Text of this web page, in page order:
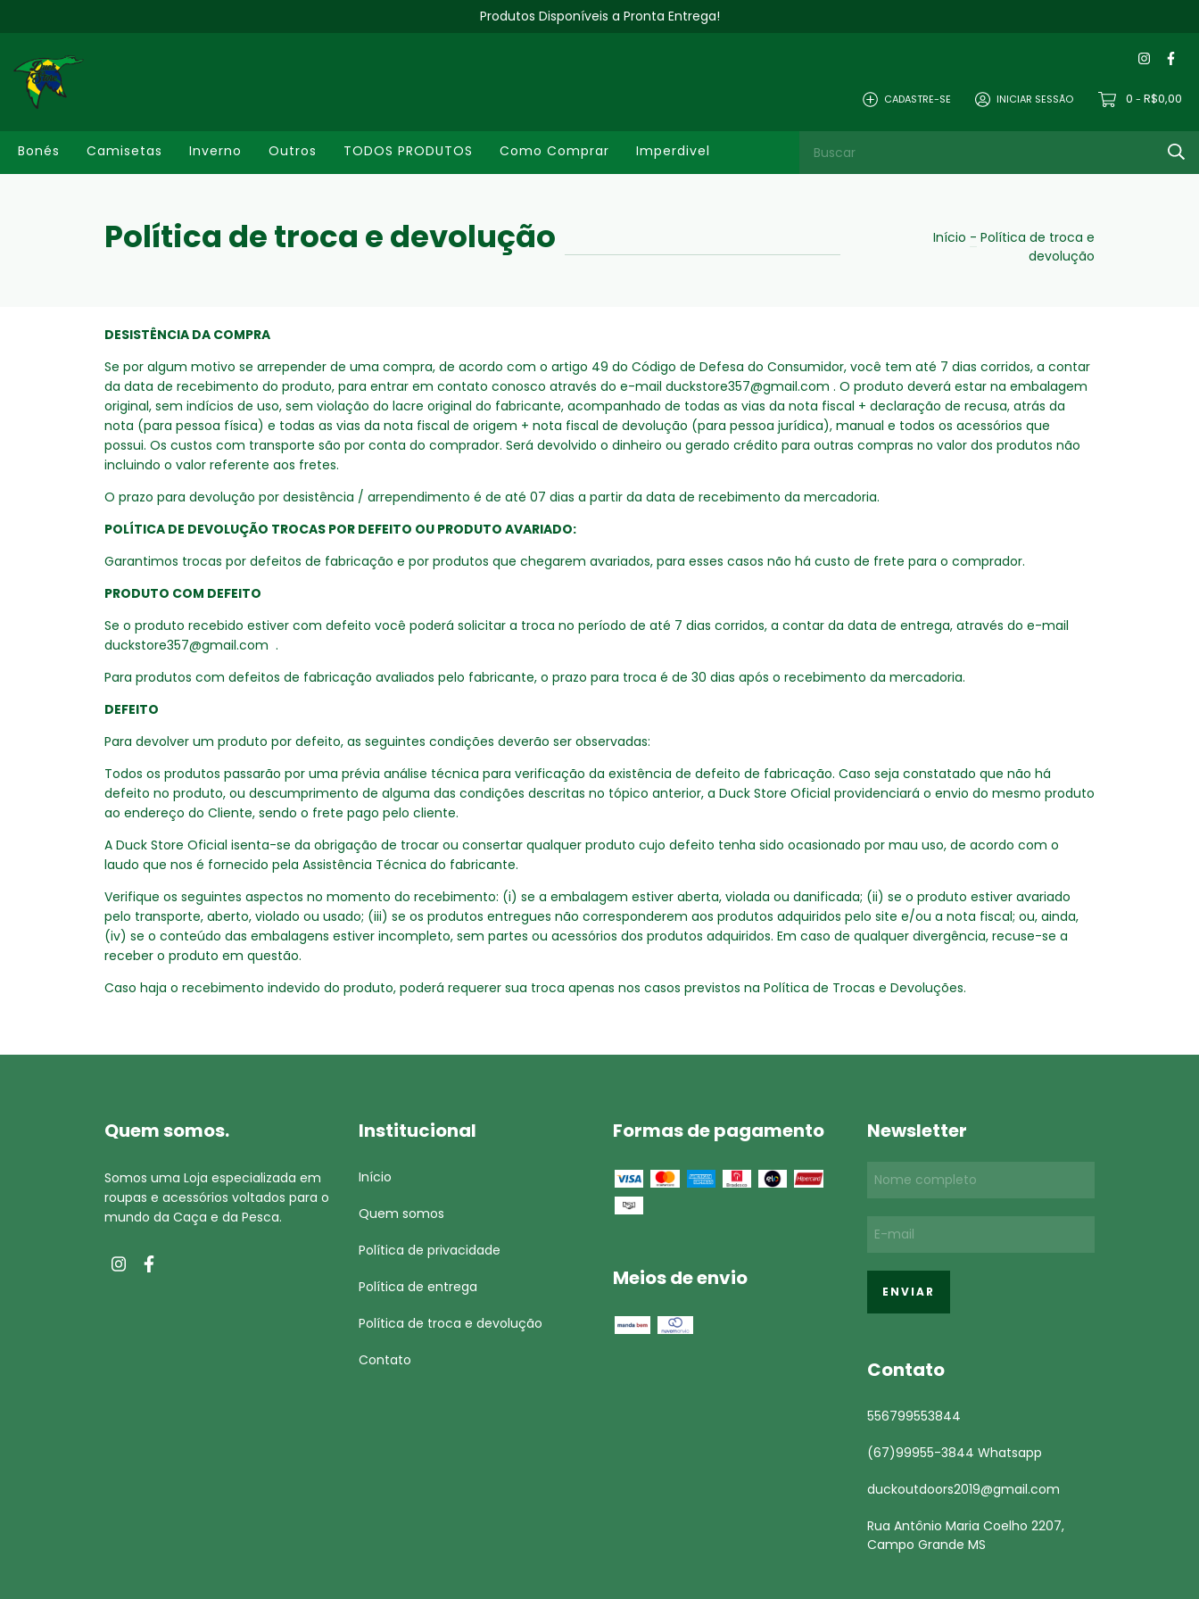
Produtos Disponíveis a Pronta Entrega!
CADASTRE-SE INICIAR SESSÃO 0 - R$0,00
Bonés Camisetas Inverno Outros TODOS PRODUTOS Como Comprar Imperdivel
Política de troca e devolução Início - Política de troca e
devolução
DESISTÊNCIA DA COMPRA
Se por algum motivo se arrepender de uma compra, de acordo com o artigo 49 do Código de Defesa do Consumidor, você tem até 7 dias corridos, a contar
da data de recebimento do produto, para entrar em contato conosco através do e-mail duckstore357@gmail.com . O produto deverá estar na embalagem
original, sem indícios de uso, sem violação do lacre original do fabricante, acompanhado de todas as vias da nota fiscal + declaração de recusa, atrás da
nota (para pessoa física) e todas as vias da nota fiscal de origem + nota fiscal de devolução (para pessoa jurídica), manual e todos os acessórios que
possui. Os custos com transporte são por conta do comprador. Será devolvido o dinheiro ou gerado crédito para outras compras no valor dos produtos não
incluindo o valor referente aos fretes.
O prazo para devolução por desistência / arrependimento é de até 07 dias a partir da data de recebimento da mercadoria.
POLÍTICA DE DEVOLUÇÃO TROCAS POR DEFEITO OU PRODUTO AVARIADO:
Garantimos trocas por defeitos de fabricação e por produtos que chegarem avariados, para esses casos não há custo de frete para o comprador.
PRODUTO COM DEFEITO
Se o produto recebido estiver com defeito você poderá solicitar a troca no período de até 7 dias corridos, a contar da data de entrega, através do e-mail
duckstore357@gmail.com .
Para produtos com defeitos de fabricação avaliados pelo fabricante, o prazo para troca é de 30 dias após o recebimento da mercadoria.
DEFEITO
Para devolver um produto por defeito, as seguintes condições deverão ser observadas:
Todos os produtos passarão por uma prévia análise técnica para verificação da existência de defeito de fabricação. Caso seja constatado que não há
defeito no produto, ou descumprimento de alguma das condições descritas no tópico anterior, a Duck Store Oficial providenciará o envio do mesmo produto
ao endereço do Cliente, sendo o frete pago pelo cliente.
A Duck Store Oficial isenta-se da obrigação de trocar ou consertar qualquer produto cujo defeito tenha sido ocasionado por mau uso, de acordo com o
laudo que nos é fornecido pela Assistência Técnica do fabricante.
Verifique os seguintes aspectos no momento do recebimento: (i) se a embalagem estiver aberta, violada ou danificada; (ii) se o produto estiver avariado
pelo transporte, aberto, violado ou usado; (iii) se os produtos entregues não corresponderem aos produtos adquiridos pelo site e/ou a nota fiscal; ou, ainda,
(iv) se o conteúdo das embalagens estiver incompleto, sem partes ou acessórios dos produtos adquiridos. Em caso de qualquer divergência, recuse-se a
receber o produto em questão.
Caso haja o recebimento indevido do produto, poderá requerer sua troca apenas nos casos previstos na Política de Trocas e Devoluções.
Quem somos.
Somos uma Loja especializada em
roupas e acessórios voltados para o
mundo da Caça e da Pesca.
Institucional
Início
Quem somos
Política de privacidade
Política de entrega
Política de troca e devolução
Contato
Formas de pagamento
Meios de envio
Newsletter
Contato
556799553844
(67)99955-3844 Whatsapp
duckoutdoors2019@gmail.com
Rua Antônio Maria Coelho 2207,
Campo Grande MS